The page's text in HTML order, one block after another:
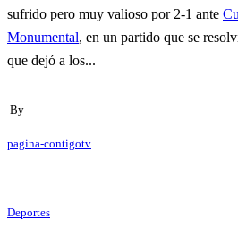
sufrido pero muy valioso por 2-1 ante
Monumental, en un partido que se
que dejó a los...
By
pagina-contigotv
Deportes